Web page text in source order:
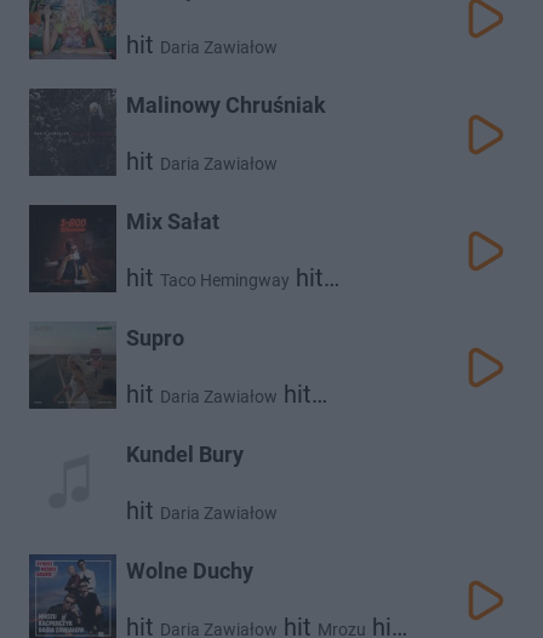
hit Daria Zawiałow
Malinowy Chruśniak
hit Daria Zawiałow
Mix Sałat
hit Taco Hemingway hit
Supro
hit Daria Zawiałow hit
Kundel Bury
hit Daria Zawiałow
Wolne Duchy
hit Daria Zawiałow hit Mrozu hit